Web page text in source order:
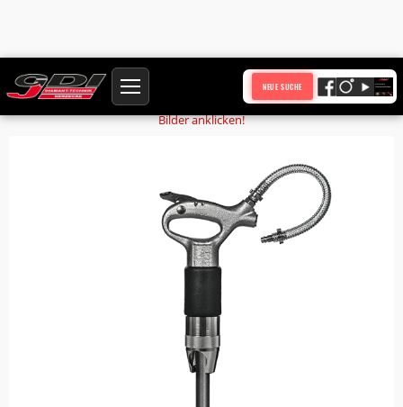
NEUE SUCHE
Startseite Produkte Meisselhammer BM4FK Kreuzschlitzkappe C17,5 4,1 kg
Bilder anklicken!